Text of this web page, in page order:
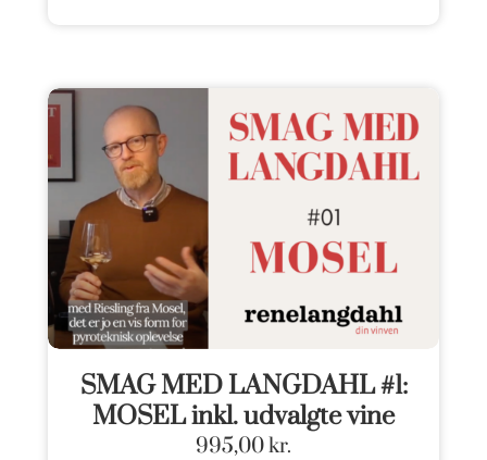
SMAG MED LANGDAHL #1:
MOSEL inkl. udvalgte vine
995,00kr.